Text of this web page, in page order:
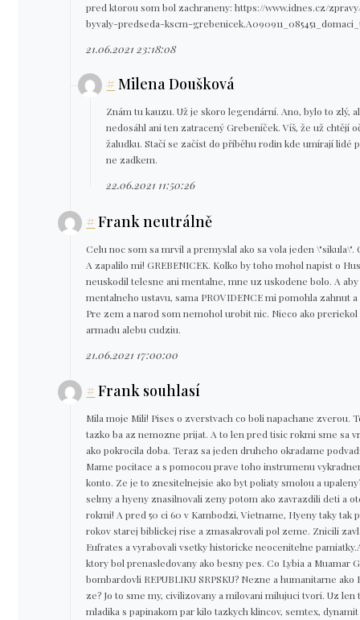
pred ktorou som bol zachraneny: https://www.idnes.cz/
byvaly-predseda-kscm-
21.06.2021 23:18:08
#Milena Doušková
Znám tu kauzu. Už je skoro legendární. Ano, bylo to zlý,
nedosáhl ani ten zatracený Grebeníček. Víš, že už chtějí
žaludku. Stačí se začíst do příběhu rodin kde umírají lidé
ne zadkem.
22.06.2021 11:50:26
#Frank neutrálně
Celu noc som sa mrvil a premyslal ako sa vola jeden
A zapalilo mi! GREBENICEK. Kolko by toho mohol napist o
neuskodil telesne ani mentalne, mne uz uskodene bolo. A
mentalneho ustavu, sama PROVIDENCE mi pomohla zahnut
Pre zem a narod som nemohol urobit nic. Nieco ako
armadu alebu cudziu.
21.06.2021 17:00:00
#Frank souhlasí
Mila moje Mili! Pises o zverstvach co boli napachane zverou.
tazko ba az nemozne prijat. A to len pred tisic rokmi sme sa
ako pokrocila doba. Teraz sa jeden druheho okradame
Mame pocitace a s pomocou prave toho instrumenu
konto. Ze je to znesitelnejsie ako byt poliaty smolou a
selmy a hyeny znasilnovali zeny potom ako zavrazdili deti a
rokmi! A pred 50 ci 60 v Kambodzi, Vietname, Hyeny taky
rokov starej biblickej rise a zmasakrovali pol zeme. Znicili
Eufrates a vyrabovali vsetky historicke neocenitelne
ktory bol prenasledovany ako besny pes. Co Lybia a Muamar
bombardovli REPUBLIKU SRPSKU? Nezne a humanitarne
ze? Jo to sme my, civilizovany a milovani milujuci tvori. Uz
mladika s papinakom par kilo tazkych klincov, semtex,